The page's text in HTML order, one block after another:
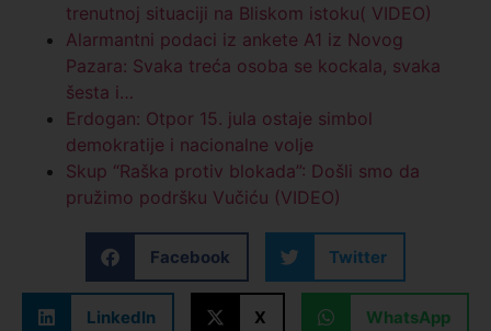
trenutnoj situaciji na Bliskom istoku( VIDEO)
Alarmantni podaci iz ankete A1 iz Novog
Pazara: Svaka treća osoba se kockala, svaka
šesta i…
Erdogan: Otpor 15. jula ostaje simbol
demokratije i nacionalne volje
Skup “Raška protiv blokada”: Došli smo da
pružimo podršku Vučiću (VIDEO)
Facebook Twitter
LinkedIn X WhatsApp